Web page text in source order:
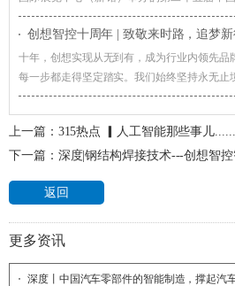
（cippe2025）。
创想智控十周年 | 致敬来时路，追梦
十年，创想实现从无到有，成为行业内领先品
每一步都走得坚定踏实。我们始终坚持永无止
各种可能，让世界更智能的理念，践行致力于
核心价值观。而我们也将依旧，用这份掷地有
拥抱时代、拥抱未来。
上一篇： 315热点 ▎人工智能那些事儿
下一篇： 深度|钢结构焊接技术---创想智
返回
更多资讯
深度丨中国汽车零部件的智能制造，撑起汽